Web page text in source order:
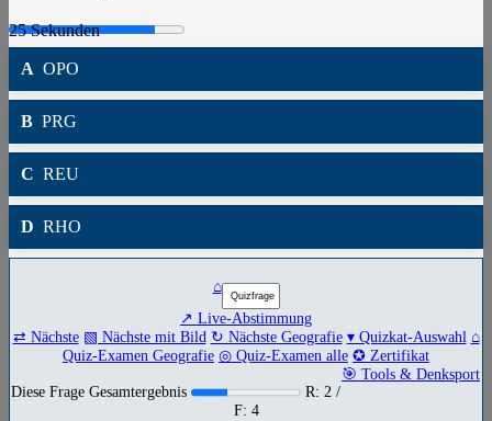
A OPO
B PRG
C REU
D RHO
⌂
↗ Live-Abstimmung
⇄ Nächste ▧ Nächste mit Bild ↻ Nächste Geografie ▾ Quizkat-Auswahl ⌂
Quiz-Examen Geografie ◎ Quiz-Examen alle ✪ Zertifikat
🎯 Tools & Denksport
Diese Frage Gesamtergebnis
R: 2 /
F: 4